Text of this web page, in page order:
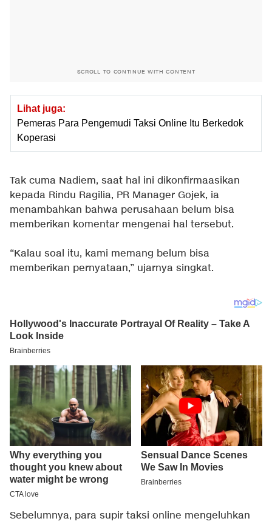
SCROLL TO CONTINUE WITH CONTENT
Lihat juga:
Pemeras Para Pengemudi Taksi Online Itu Berkedok
Koperasi
Tak cuma Nadiem, saat hal ini dikonfirmaasikan
kepada Rindu Ragilia, PR Manager Gojek, ia
menambahkan bahwa perusahaan belum bisa
memberikan komentar mengenai hal tersebut.
“Kalau soal itu, kami memang belum bisa
memberikan pernyataan,” ujarnya singkat.
Sebelumnya, para supir taksi online mengeluhkan